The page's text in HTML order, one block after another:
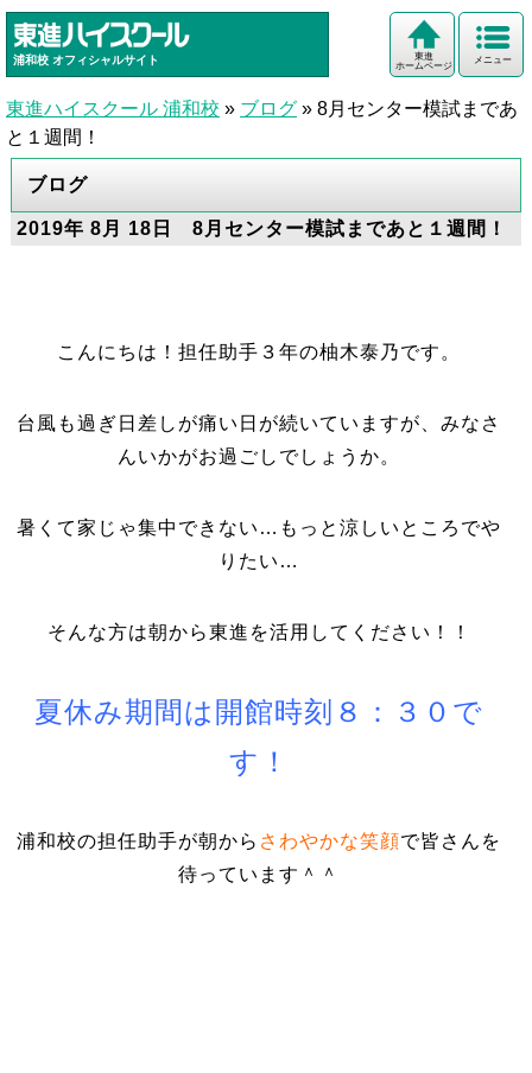
浦和校 オフィシャルサイト メニュー
東進
ホームページ
東進ハイスクール 浦和校 » ブログ » 8月センター模試まであ
と１週間！
ブログ
2019年 8月 18日 8月センター模試まであと１週間！
こんにちは！担任助手３年の柚木泰乃です。
台風も過ぎ日差しが痛い日が続いていますが、みなさ
んいかがお過ごしでしょうか。
暑くて家じゃ集中できない…もっと涼しいところでや
りたい…
そんな方は朝から東進を活用してください！！
夏休み期間は開館時刻８：３０で
す！
浦和校の担任助手が朝から さわやかな笑顔で皆さんを
待っています＾＾